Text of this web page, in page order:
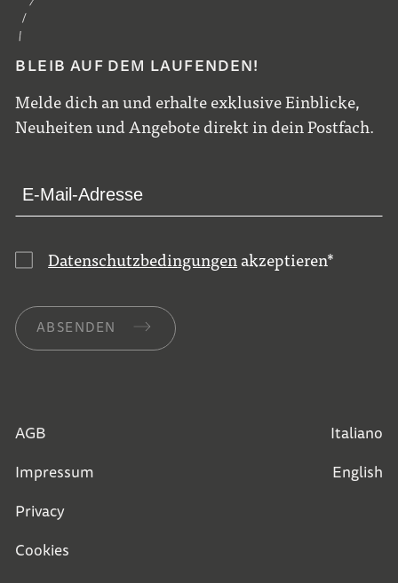
BLEIB AUF DEM LAUFENDEN!
Melde dich an und erhalte exklusive Einblicke,
Neuheiten und Angebote direkt in dein Postfach.
Datenschutzbedingungen akzeptieren*
ABSENDEN
AGB
Impressum
Privacy
Cookies
Italiano
English